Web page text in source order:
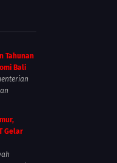
Tahunan
Bali
Gelar